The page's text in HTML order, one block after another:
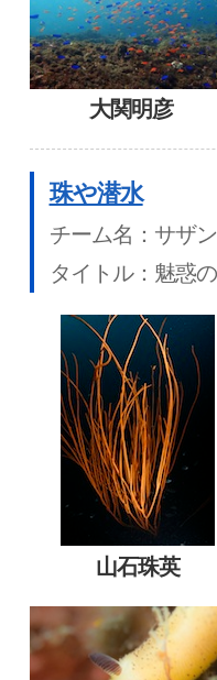
大関明彦
珠や潜水
チーム名：サザ
タイトル：魅惑
山石珠英